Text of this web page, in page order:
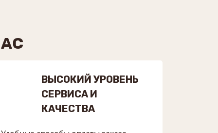
ВЫСОКИЙ УРОВЕНЬ
СЕРВИСА И
КАЧЕСТВА